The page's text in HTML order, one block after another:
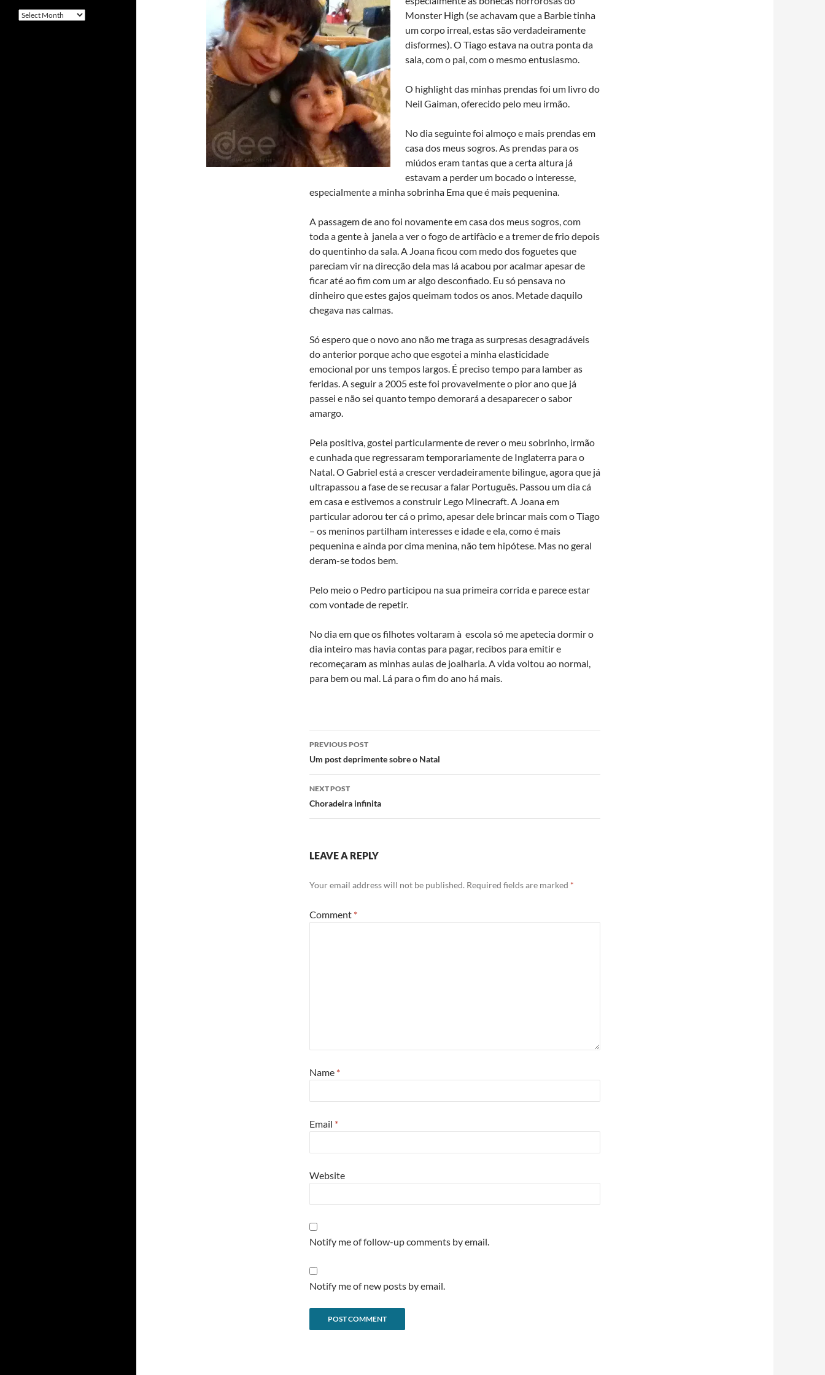
Monster High (se achavam que a Barbie tinha
um corpo irreal, estas são verdadeiramente
disformes). O Tiago estava na outra ponta da
sala, com o pai, com o mesmo entusiasmo.
O highlight das minhas prendas foi um livro do
Neil Gaiman, oferecido pelo meu irmão.
No dia seguinte foi almoço e mais prendas em
casa dos meus sogros. As prendas para os
miúdos eram tantas que a certa altura já
estavam a perder um bocado o interesse,
especialmente a minha sobrinha Ema que é mais pequenina.
A passagem de ano foi novamente em casa dos meus sogros, com
toda a gente à janela a ver o fogo de artifà­cio e a tremer de frio depois
do quentinho da sala. A Joana ficou com medo dos foguetes que
pareciam vir na direcção dela mas lá acabou por acalmar apesar de
ficar até ao fim com um ar algo desconfiado. Eu só pensava no
dinheiro que estes gajos queimam todos os anos. Metade daquilo
chegava nas calmas.
Só espero que o novo ano não me traga as surpresas desagradáveis
do anterior porque acho que esgotei a minha elasticidade
emocional por uns tempos largos. É preciso tempo para lamber as
feridas. A seguir a 2005 este foi provavelmente o pior ano que já
passei e não sei quanto tempo demorará a desaparecer o sabor
amargo.
Pela positiva, gostei particularmente de rever o meu sobrinho, irmão
e cunhada que regressaram temporariamente de Inglaterra para o
Natal. O Gabriel está a crescer verdadeiramente bilingue, agora que já
ultrapassou a fase de se recusar a falar Português. Passou um dia cá
em casa e estivemos a construir Lego Minecraft. A Joana em
particular adorou ter cá o primo, apesar dele brincar mais com o Tiago
– os meninos partilham interesses e idade e ela, como é mais
pequenina e ainda por cima menina, não tem hipótese. Mas no geral
deram-se todos bem.
Pelo meio o Pedro participou na sua primeira corrida e parece estar
com vontade de repetir.
No dia em que os filhotes voltaram à escola só me apetecia dormir o
dia inteiro mas havia contas para pagar, recibos para emitir e
recomeçaram as minhas aulas de joalharia. A vida voltou ao normal,
para bem ou mal. Lá para o fim do ano há mais.
Post
navigation
PREVIOUS POST
Um post deprimente sobre o Natal
NEXT POST
Choradeira infinita
LEAVE A REPLY
Your email address will not be published. Required fields are marked *
Comment *
Name *
Email *
Website
Notify me of follow-up comments by email.
Notify me of new posts by email.
Arquivo